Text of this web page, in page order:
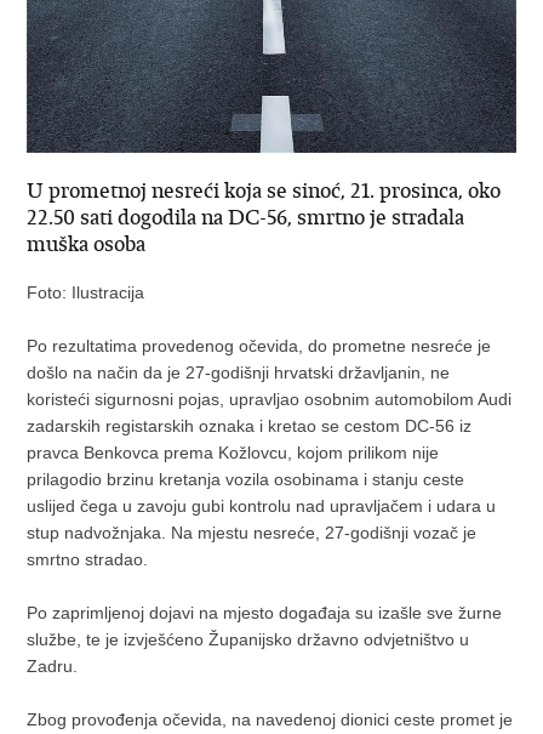
U prometnoj nesreći koja se sinoć, 21. prosinca, oko
22.50 sati dogodila na DC-56, smrtno je stradala
muška osoba
Foto: Ilustracija
Po rezultatima provedenog očevida, do prometne nesreće je
došlo na način da je 27-godišnji hrvatski državljanin, ne
koristeći sigurnosni pojas, upravljao osobnim automobilom Audi
zadarskih registarskih oznaka i kretao se cestom DC-56 iz
pravca Benkovca prema Kožlovcu, kojom prilikom nije
prilagodio brzinu kretanja vozila osobinama i stanju ceste
uslijed čega u zavoju gubi kontrolu nad upravljačem i udara u
stup nadvožnjaka. Na mjestu nesreće, 27-godišnji vozač je
smrtno stradao.
Po zaprimljenoj dojavi na mjesto događaja su izašle sve žurne
službe, te je izvješćeno Županijsko državno odvjetništvo u
Zadru.
Zbog provođenja očevida, na navedenoj dionici ceste promet je